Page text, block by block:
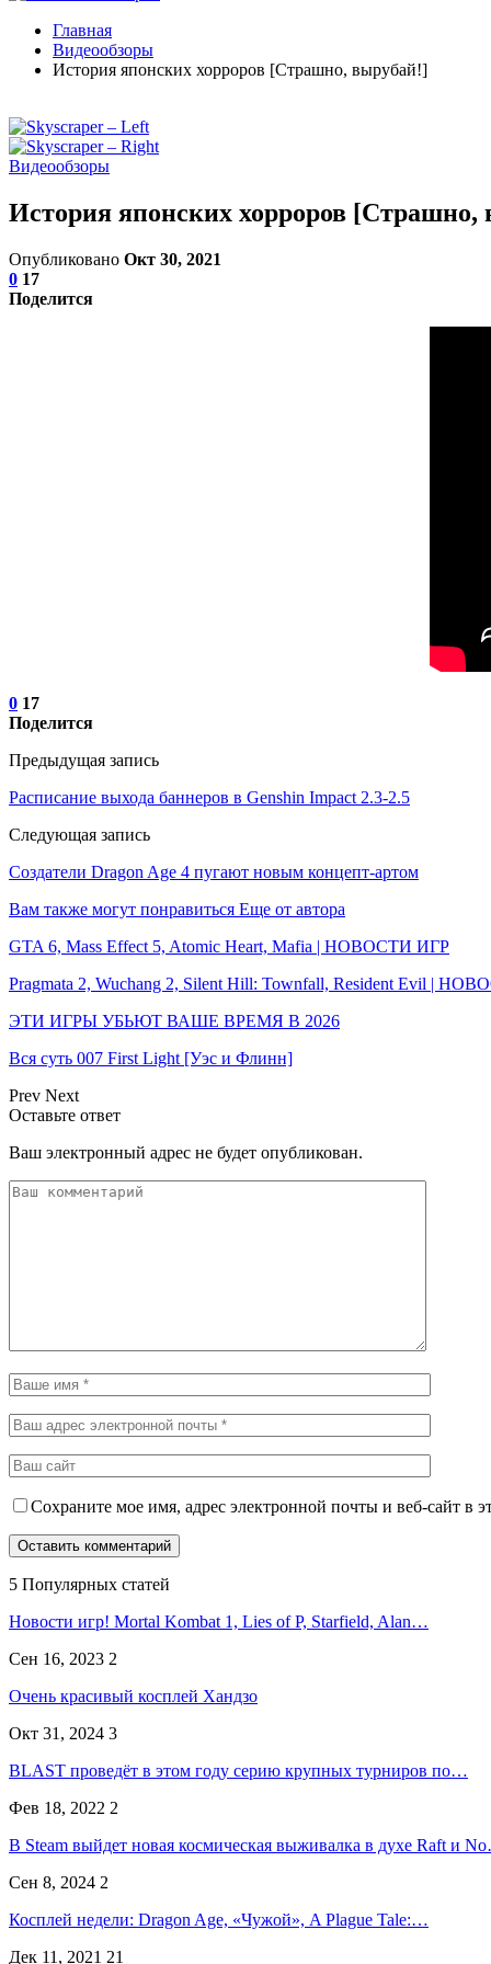
Главная
Видеообзоры
История японских хорроров [Страшно, вырубай!]
Видеообзоры
История японских хорроров [Страшно,
Опубликовано Окт 30, 2021
0 17
Поделится
0 17
Поделится
Предыдущая запись
Расписание выхода баннеров в Genshin Impact 2.3-2.5
Следующая запись
Создатели Dragon Age 4 пугают новым концепт-артом
Вам также могут понравиться Еще от автора
GTA 6, Mass Effect 5, Atomic Heart, Mafia | НОВОСТИ ИГР
Pragmata 2, Wuchang 2, Silent Hill: Townfall, Resident Evil |
ЭТИ ИГРЫ УБЬЮТ ВАШЕ ВРЕМЯ В 2026
Вся суть 007 First Light [Уэс и Флинн]
Prev Next
Оставьте ответ
Ваш электронный адрес не будет опубликован.
Сохраните мое имя, адрес электронной почты и веб-сайт в
5 Популярных статей
Новости игр! Mortal Kombat 1, Lies of P, Starfield, Alan…
Сен 16, 2023 2
Очень красивый косплей Хандзо
Окт 31, 2024 3
BLAST проведёт в этом году серию крупных турниров по…
Фев 18, 2022 2
В Steam выйдет новая космическая выживалка в духе Raft и
Сен 8, 2024 2
Косплей недели: Dragon Age, «Чужой», A Plague Tale:…
Дек 11, 2021 21